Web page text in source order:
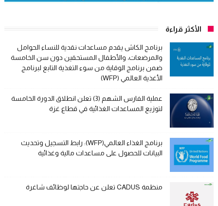
الأكثر قراءة
برنامج الكاش يقدم مساعدات نقدية للنساء الحوامل
والمرضعات، والأطفال المستحقين دون سن الخامسة
ضمن برنامج الوقاية من سوء التغذية التابع لبرنامج
الأغذية العالمي (WFP)
عملية الفارس الشهم (3) تعلن انطلاق الدورة الخامسة
لتوزيع المساعدات الغذائية في قطاع غزة
برنامج الغذاء العالمي(WFP): رابط التسجيل وتحديث
البيانات للحصول على مساعدات مالية وغذائية
منظمة CADUS تعلن عن حاجتها لوظائف شاغرة